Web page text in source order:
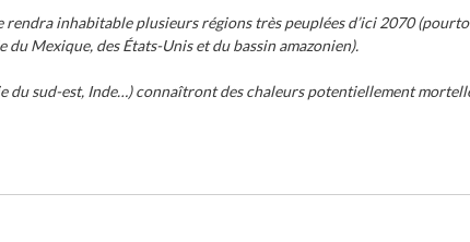
rendra inhabitable plusieurs régions très peuplées d’ici 2070
Mexique, des États-Unis et du bassin amazonien).
du sud-est, Inde…) connaîtront des chaleurs potentiellement